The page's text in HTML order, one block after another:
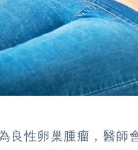
良性卵巢腫瘤，醫師